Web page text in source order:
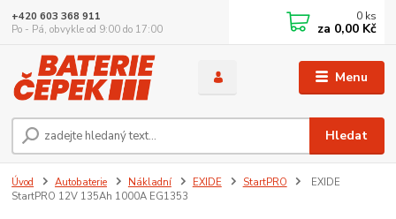
Menu
Hledat
+420 603 368 911
Po - Pá, obvykle od 9:00 do 17:00
0 ks
za 0,00 Kč
Úvod Autobaterie Nákladní EXIDE StartPRO
EXIDE
StartPRO 12V 135Ah 1000A EG1353